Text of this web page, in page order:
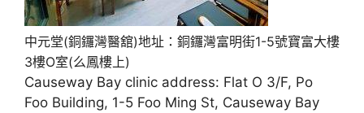
中元堂(銅鑼灣醫舘)地址：銅鑼灣富明街1-5號寶富大樓
3樓O室(么鳳樓上)
Causeway Bay clinic address: Flat O 3/F, Po
Foo Building, 1-5 Foo Ming St, Causeway Bay